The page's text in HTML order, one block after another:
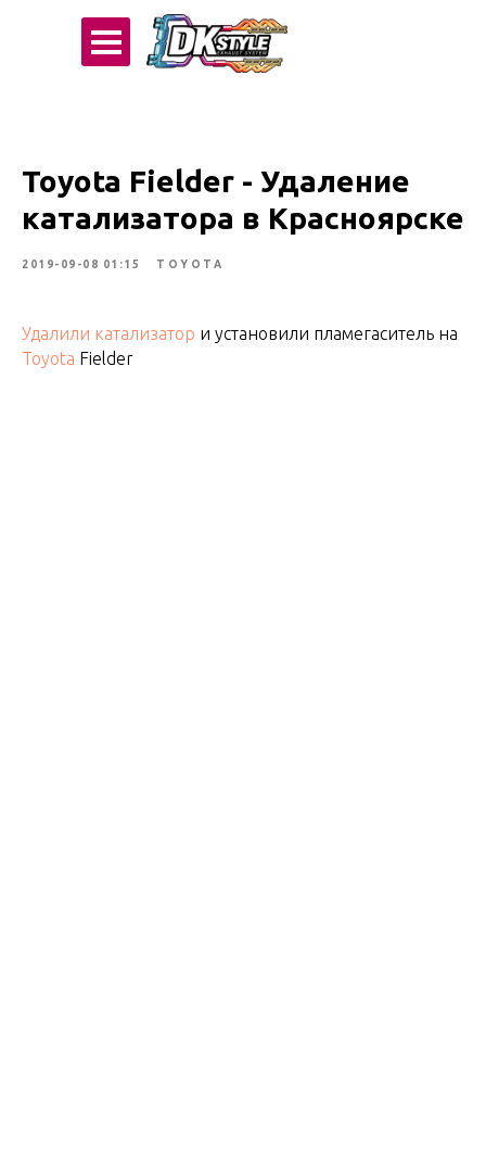
Toyota Fielder - Удаление
катализатора в Красноярске
2019-09-08 01:15 TOYOTA
Удалили катализатор и установили пламегаситель на
Toyota Fielder